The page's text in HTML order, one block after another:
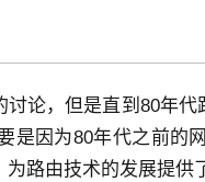
论，但是直到80年
是因为80年代之前的
路由技术的发展提供